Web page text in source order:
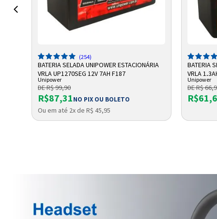
ADICIONAR A SACOLA
(254)
BATERIA SELADA UNIPOWER ESTACIONÁRIA
VRLA UP1270SEG 12V 7AH F187
Unipower
DE R$ 99,90
R$87,31NO PIX OU BOLETO
Ou em até 2x de R$ 45,95
BATERIA
VRLA
Unipower
DE R$